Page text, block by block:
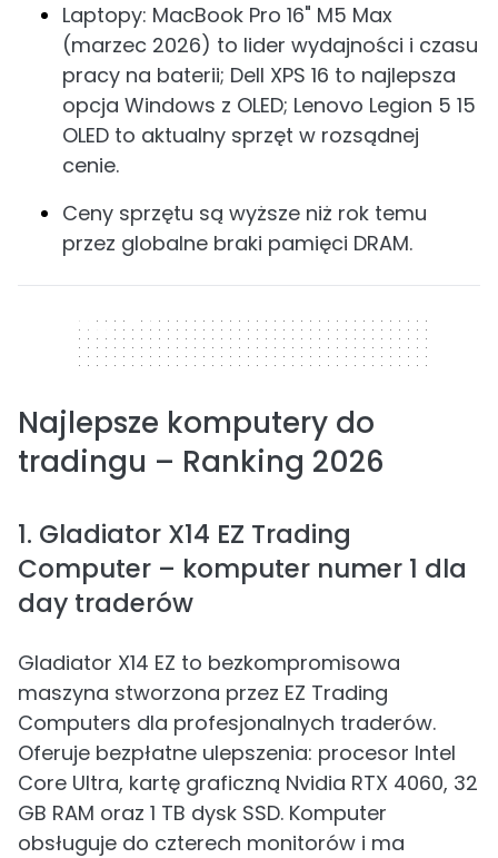
Laptopy: MacBook Pro 16" M5 Max
(marzec 2026) to lider wydajności i czasu
pracy na baterii; Dell XPS 16 to najlepsza
opcja Windows z OLED; Lenovo Legion 5 15
OLED to aktualny sprzęt w rozsądnej
cenie.
Ceny sprzętu są wyższe niż rok temu
przez globalne braki pamięci DRAM.
320 x 50
Najlepsze komputery do
tradingu – Ranking 2026
1. Gladiator X14 EZ Trading
Computer – komputer numer 1 dla
day traderów
Gladiator X14 EZ to bezkompromisowa
maszyna stworzona przez EZ Trading
Computers dla profesjonalnych traderów.
Oferuje bezpłatne ulepszenia: procesor Intel
Core Ultra, kartę graficzną Nvidia RTX 4060, 32
GB RAM oraz 1 TB dysk SSD. Komputer
obsługuje do czterech monitorów i ma